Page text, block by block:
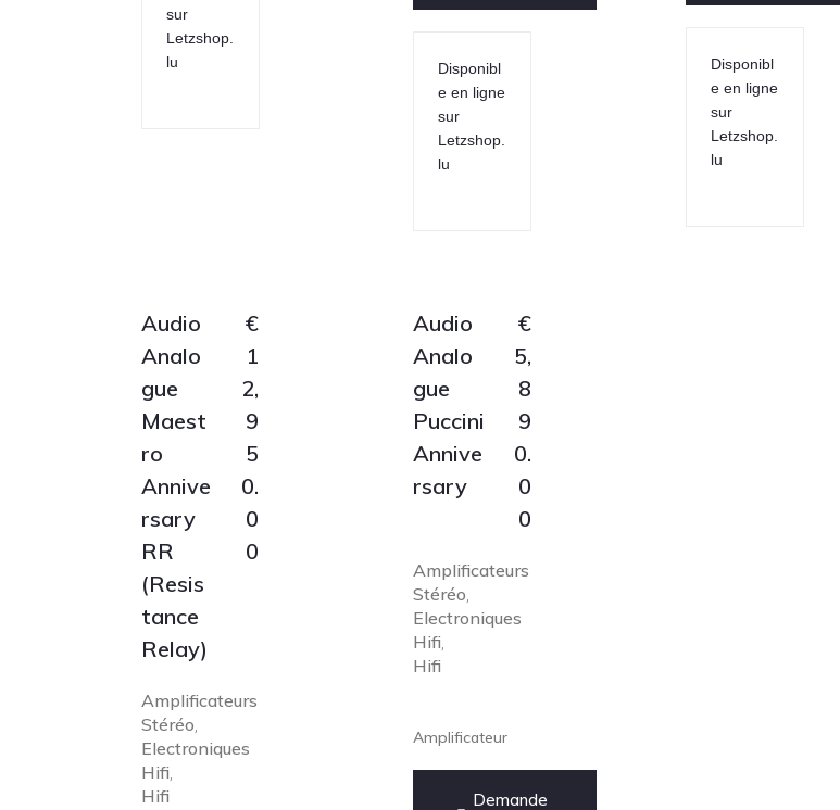
sur
Letzshop.
lu
Disponibl
e en ligne
sur
Letzshop.
lu
Disponibl
e en ligne
sur
Letzshop.
lu
Audio
Analo
gue
Maest
ro
Annive
rsary
RR
(Resis
tance
Relay)
€
1
2,
9
5
0.
0
0
Amplificateurs
Stéréo
Electroniques
Hifi
Hifi
Audio
Analo
gue
Puccini
Annive
rsary
€
5,
8
9
0.
0
0
Amplificateurs
Stéréo
Electroniques
Hifi
Hifi
Amplificateur
Demande